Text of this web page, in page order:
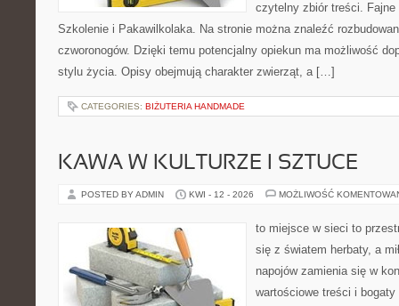
czytelny zbiór treści.
Szkolenie i Pakawilkolaka. Na stronie można znaleźć
czworonogów. Dzięki temu potencjalny opiekun ma możliwość
stylu życia. Opisy obejmują charakter zwierząt, a […]
CATEGORIES: BIŻUTERIA HANDMADE
KAWA W KULTURZE I SZTUCE
POSTED BY ADMIN KWI - 12 - 2026 MOŻLIWOŚĆ
to miejsce w sieci to
się z światem herbaty, a
napojów zamienia się w
wartościowe treści i